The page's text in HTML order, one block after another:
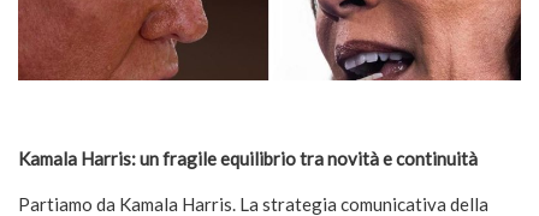
Kamala Harris: un fragile equilibrio tra novità e continuità
Partiamo da Kamala Harris. La strategia comunicativa della